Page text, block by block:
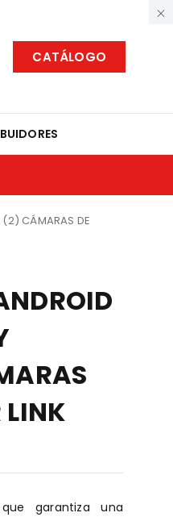
CATÁLOGO
(2) CÁMARAS DE
LINK
garantiza una